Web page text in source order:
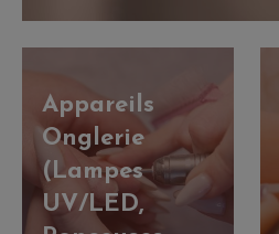
Appareils
Onglerie
(Lampes
UV/LED,